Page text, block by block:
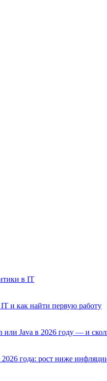
в IT
и как найти первую работу
или Java в 2026 году — и
года: рост ниже